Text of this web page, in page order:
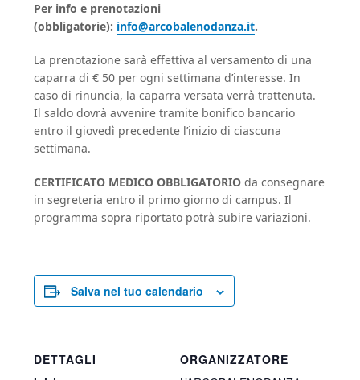
Per info e prenotazioni
(obbligatorie): info@arcobalenodanza.it.
La prenotazione sarà effettiva al versamento di una
caparra di € 50 per ogni settimana d’interesse. In
caso di rinuncia, la caparra versata verrà trattenuta.
Il saldo dovrà avvenire tramite bonifico bancario
entro il giovedì precedente l’inizio di ciascuna
settimana.
CERTIFICATO MEDICO OBBLIGATORIO da consegnare
in segreteria entro il primo giorno di campus. Il
programma sopra riportato potrà subire variazioni.
Salva nel tuo calendario
DETTAGLI
ORGANIZZATORE